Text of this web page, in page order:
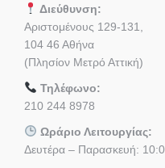
Διεύθυνση:
Αριστομένους 129-131,
104 46 Αθήνα
(Πλησίον Μετρό Αττική)
Τηλέφωνο:
210 244 8978
Ωράριο Λειτουργίας:
Δευτέρα – Παρασκευή: